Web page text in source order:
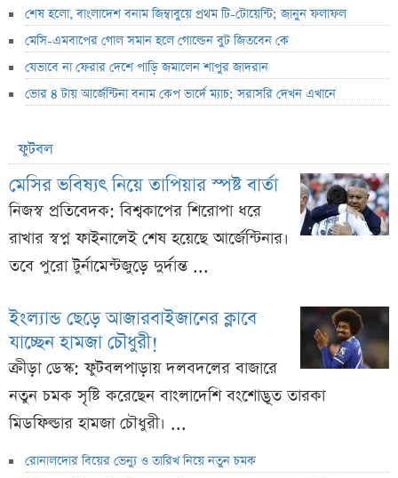
শেষ হলো, বাংলাদেশ বনাম জিম্বাবুয়ে প্রথম টি-টোয়েন্টি; জানুন ফলাফল
মেসি-এমবাপের গোল সমান হলে গোল্ডেন বুট জিতবেন কে
যেভাবে না ফেরার দেশে পাড়ি জমালেন শাপুর জাদরান
ভোর ৪ টায় আর্জেন্টিনা বনাম কেপ ভার্দে ম্যাচ; সরাসরি দেখন এখানে
ফুটবল
মেসির ভবিষ্যৎ নিয়ে তাপিয়ার স্পষ্ট বার্তা
নিজস্ব প্রতিবেদক: বিশ্বকাপের শিরোপা ধরে
রাখার স্বপ্ন ফাইনালেই শেষ হয়েছে আর্জেন্টিনার।
তবে পুরো টুর্নামেন্টজুড়ে দুর্দান্ত ...
ইংল্যান্ড ছেড়ে আজারবাইজানের ক্লাবে
যাচ্ছেন হামজা চৌধুরী!
ক্রীড়া ডেস্ক: ফুটবলপাড়ায় দলবদলের বাজারে
নতুন চমক সৃষ্টি করেছেন বাংলাদেশি বংশোদ্ভূত তারকা
মিডফিল্ডার হামজা চৌধুরী। ...
রোনালদোর বিয়ের ভেন্যু ও তারিখ নিয়ে নতুন চমক